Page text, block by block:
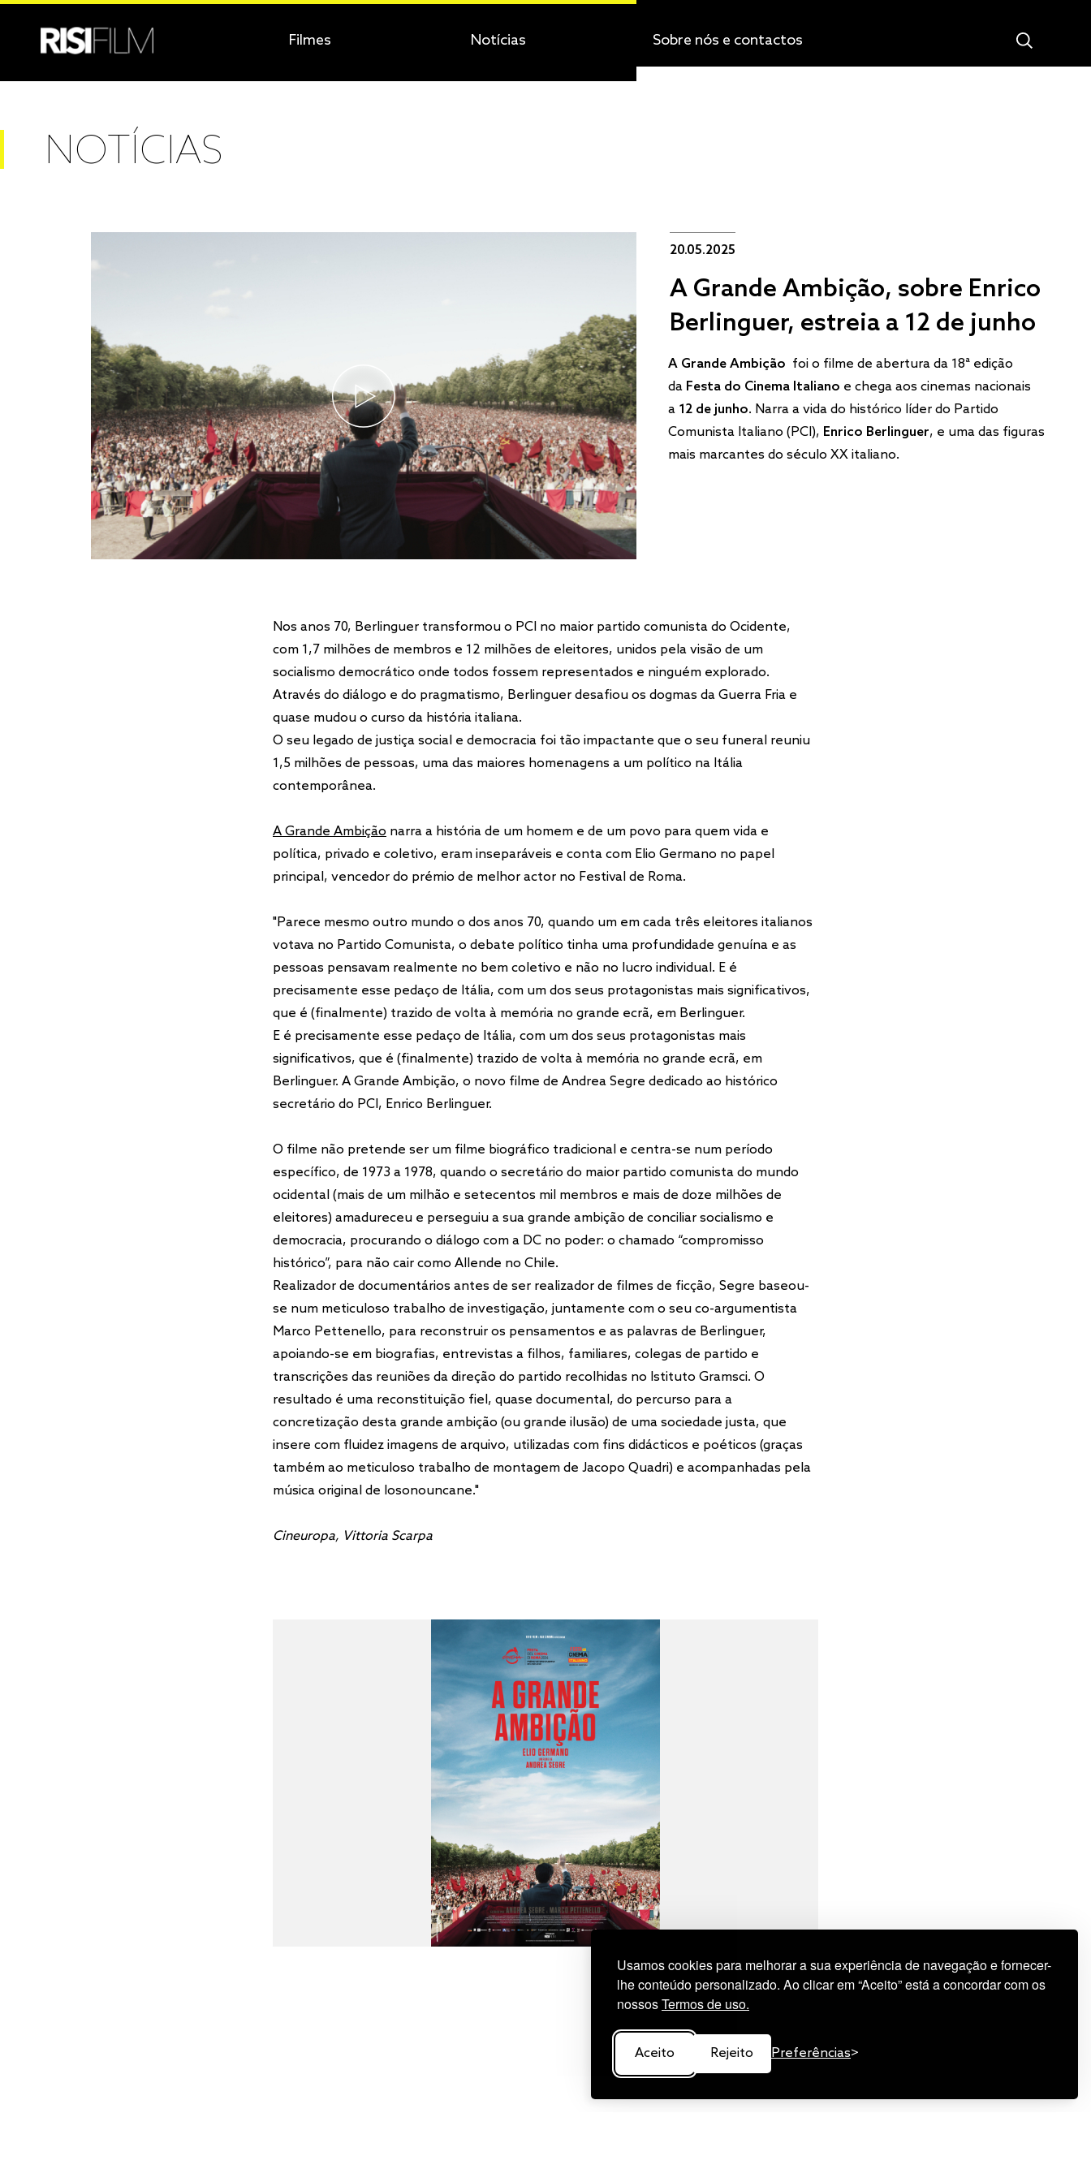
Usamos cookies para melhorar a sua experiência de navegação e fornecer-
lhe conteúdo personalizado. Ao clicar em “Aceito” está a concordar com os
nossosTermos de uso.
Aceito Rejeito Preferências
Filmes Notícias Sobre nós e contactos
NOTÍCIAS
20.05.2025
A Grande Ambição, sobre Enrico
Berlinguer, estreia a 12 de junho
A Grande Ambição foi o filme de abertura da 18ª edição
da Festa do Cinema Italiano e chega aos cinemas nacionais
a 12 de junho. Narra a vida do histórico líder do Partido
Comunista Italiano (PCI), Enrico Berlinguer, e uma das figuras
mais marcantes do século XX italiano.
Nos anos 70, Berlinguer transformou o PCI no maior partido comunista do Ocidente,
com 1,7 milhões de membros e 12 milhões de eleitores, unidos pela visão de um
socialismo democrático onde todos fossem representados e ninguém explorado.
Através do diálogo e do pragmatismo, Berlinguer desafiou os dogmas da Guerra Fria e
quase mudou o curso da história italiana.
O seu legado de justiça social e democracia foi tão impactante que o seu funeral reuniu
1,5 milhões de pessoas, uma das maiores homenagens a um político na Itália
contemporânea.
A Grande Ambição narra a história de um homem e de um povo para quem vida e
política, privado e coletivo, eram inseparáveis e conta com Elio Germano no papel
principal, vencedor do prémio de melhor actor no Festival de Roma.
"Parece mesmo outro mundo o dos anos 70, quando um em cada três eleitores italianos
votava no Partido Comunista, o debate político tinha uma profundidade genuína e as
pessoas pensavam realmente no bem coletivo e não no lucro individual. E é
precisamente esse pedaço de Itália, com um dos seus protagonistas mais significativos,
que é (finalmente) trazido de volta à memória no grande ecrã, em Berlinguer.
E é precisamente esse pedaço de Itália, com um dos seus protagonistas mais
significativos, que é (finalmente) trazido de volta à memória no grande ecrã, em
Berlinguer. A Grande Ambição, o novo filme de Andrea Segre dedicado ao histórico
secretário do PCI, Enrico Berlinguer.
O filme não pretende ser um filme biográfico tradicional e centra-se num período
específico, de 1973 a 1978, quando o secretário do maior partido comunista do mundo
ocidental (mais de um milhão e setecentos mil membros e mais de doze milhões de
eleitores) amadureceu e perseguiu a sua grande ambição de conciliar socialismo e
democracia, procurando o diálogo com a DC no poder: o chamado “compromisso
histórico”, para não cair como Allende no Chile.
Realizador de documentários antes de ser realizador de filmes de ficção, Segre baseou-
se num meticuloso trabalho de investigação, juntamente com o seu co-argumentista
Marco Pettenello, para reconstruir os pensamentos e as palavras de Berlinguer,
apoiando-se em biografias, entrevistas a filhos, familiares, colegas de partido e
transcrições das reuniões da direção do partido recolhidas no Istituto Gramsci. O
resultado é uma reconstituição fiel, quase documental, do percurso para a
concretização desta grande ambição (ou grande ilusão) de uma sociedade justa, que
insere com fluidez imagens de arquivo, utilizadas com fins didácticos e poéticos (graças
também ao meticuloso trabalho de montagem de Jacopo Quadri) e acompanhadas pela
música original de Iosonouncane."
Cineuropa, Vittoria Scarpa